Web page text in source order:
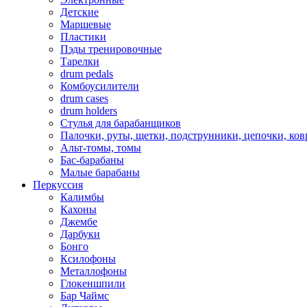
Детские
Маршевые
Пластики
Пэды тренировочные
Тарелки
drum pedals
Комбоусилители
drum cases
drum holders
Стулья для барабанщиков
Палочки, руты, щетки, подструнники, цепочки,
Альт-томы, томы
Бас-барабаны
Малые барабаны
Перкуссия
Калимбы
Кахоны
Джембе
Дарбуки
Бонго
Ксилофоны
Металлофоны
Глокеншпили
Бар Чаймс